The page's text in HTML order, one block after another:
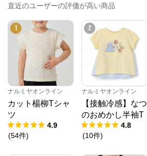
直近のユーザーの評価が高い商品
1
ナルミヤオンライン
カット楊柳Tシャ
ツ
4.9
(54件)
2
ナルミヤオンライン
【接触冷感】なつ
のおめかし半袖T
4.8
(10件)